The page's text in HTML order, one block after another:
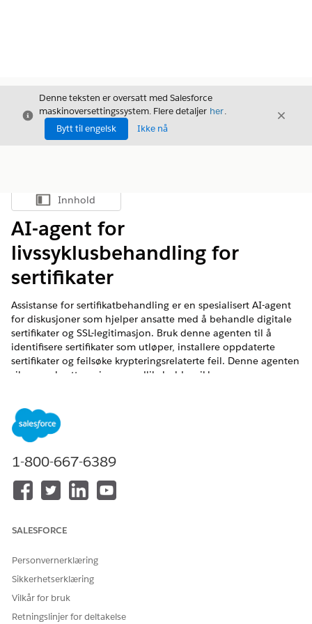
Avslutt
Denne teksten er oversatt med Salesforce
maskinoversettingssystem. Flere detaljer her.
Bytt til engelsk
Ikke nå
Avslutt
Vis innholdsfortegnelse
Innhold
AI-agent for
livssyklusbehandling for
sertifikater
Assistanse for sertifikatbehandling er en spesialisert AI-agent
for diskusjoner som hjelper ansatte med å behandle digitale
sertifikater og SSL-legitimasjon. Bruk denne agenten til å
identifisere sertifikater som utløper, installere oppdaterte
sertifikater og feilsøke krypteringsrelaterte feil. Denne agenten
sikrer uavbrutt service og vedlikeholder sikker
NØDVENDIGE UTGAVER
Tilgjengelig i Lightning Experience
Tilgjengelig i
Enterprise
med Agentforce IT Service.
malene til å innfri forespørselen din. Du kan konfigurere flere
tjenestekatalogelementmaler for å støtte lignende
programmer og forespørselstyper.
Forny SSL-sertifikat
1-800-667-6389
SALESFORCE
Personvernerklæring
Sikkerhetserklæring
Vilkår for bruk
Retningslinjer for deltakelse